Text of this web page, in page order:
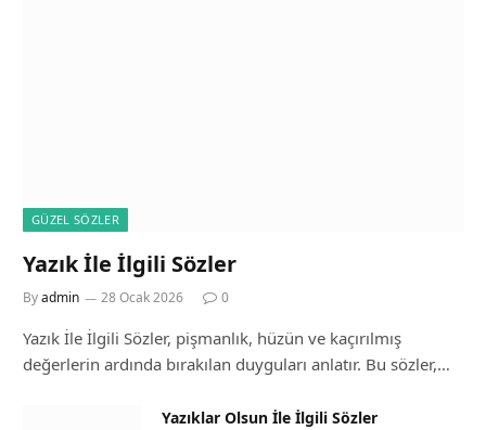
GÜZEL SÖZLER
Yazık İle İlgili Sözler
Byadmin 28 Ocak 2026 0
Yazık İle İlgili Sözler, pişmanlık, hüzün ve kaçırılmış
değerlerin ardında bırakılan duyguları anlatır. Bu sözler,…
Yazıklar Olsun İle İlgili Sözler